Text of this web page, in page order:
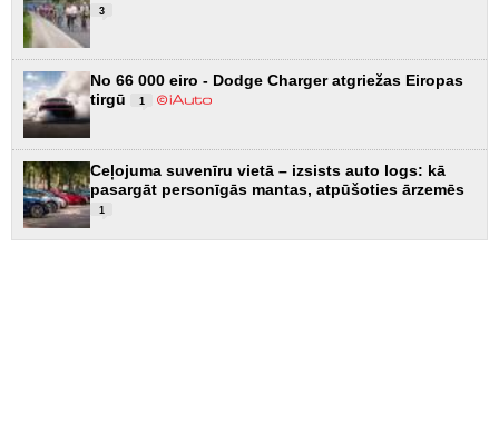
3
No 66 000 eiro - Dodge Charger atgriežas Eiropas
tirgū
1
Ceļojuma suvenīru vietā – izsists auto logs: kā
pasargāt personīgās mantas, atpūšoties ārzemēs
1